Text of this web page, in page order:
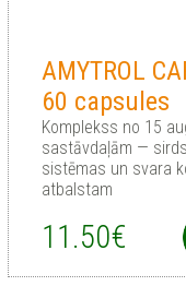
AMYTROL
60 capsules
Komplekss no 15
sastāvdaļām —
sistēmas un svara
atbalstam
11.50€